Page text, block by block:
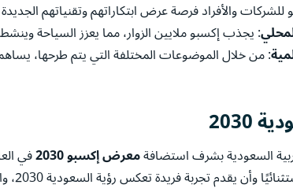
للشركات والأفراد فرصة عرض ابتكاراتهم وتقنياتهم
: يجذب إكسبو ملايين الزوار، مما يعزز السياحة
: من خلال الموضوعات المختلفة التي يتم طرحها، يساهم
معرض إكسبو 2030
في
تعكس رؤية السعودية 2030، والتي تهدف إلى تطوير وتنويع الاقتصاد الوطني.